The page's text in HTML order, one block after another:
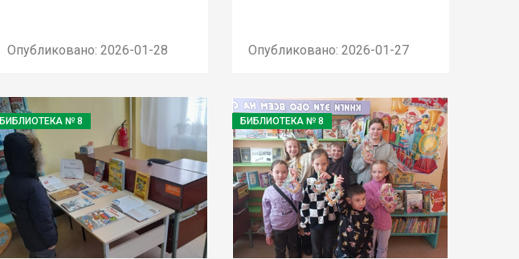
Опубликовано: 2026-01-28 Опубликовано: 2026-01-27
БИБЛИОТЕКА № 8 БИБЛИОТЕКА № 8